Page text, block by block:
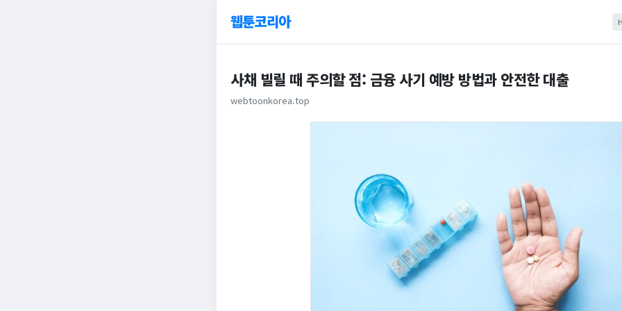
웹툰코리아
사채 빌릴 때 주의할 점: 금융 사기 예방 방법과 안전한 대출
webtoonkorea.top